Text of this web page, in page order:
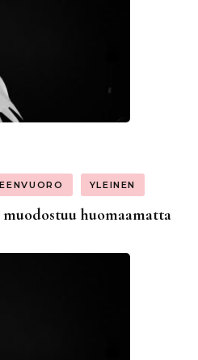
YLEINEN
huomaamatta